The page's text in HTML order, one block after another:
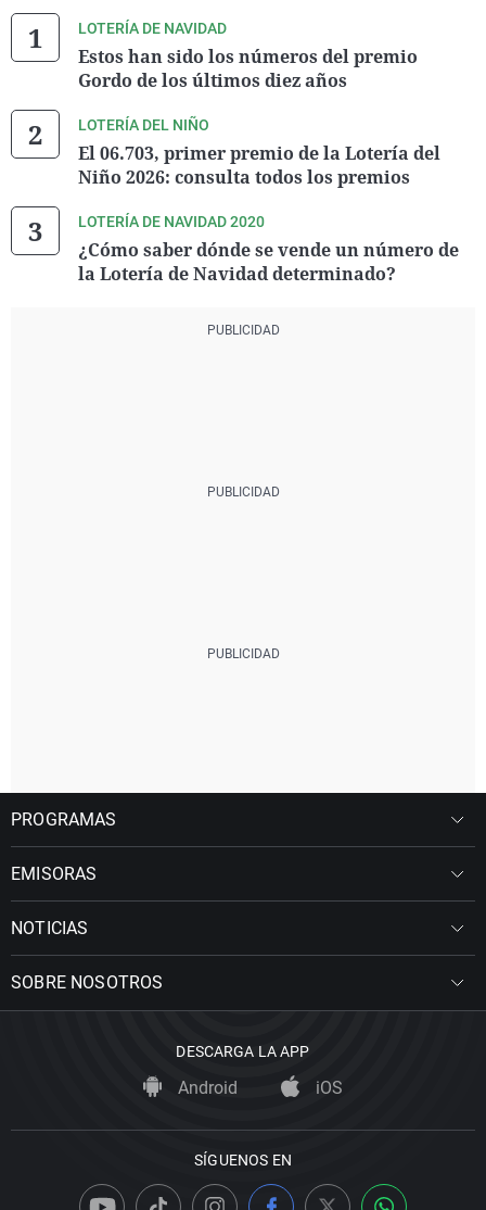
LOTERÍA DE NAVIDAD
Estos han sido los números del premio
Gordo de los últimos diez años
LOTERÍA DEL NIÑO
El 06.703, primer premio de la Lotería del
Niño 2026: consulta todos los premios
LOTERÍA DE NAVIDAD 2020
¿Cómo saber dónde se vende un número de
la Lotería de Navidad determinado?
PROGRAMAS
EMISORAS
NOTICIAS
SOBRE NOSOTROS
DESCARGA LA APP
Android iOS
SÍGUENOS EN